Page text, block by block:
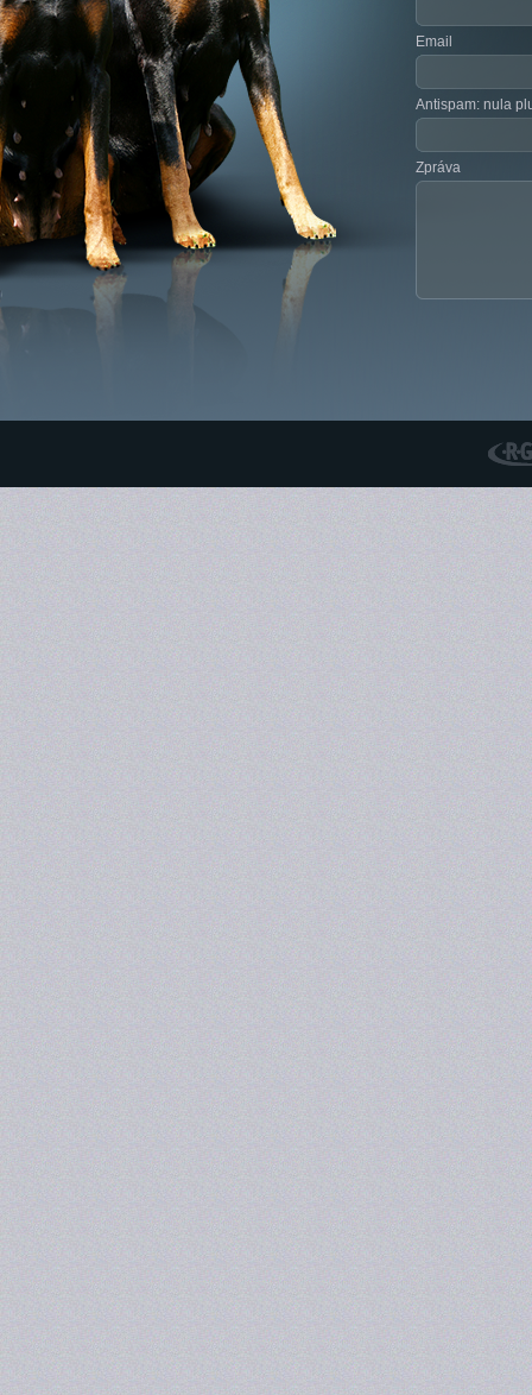
Email
Antispam: nula
Zpráva